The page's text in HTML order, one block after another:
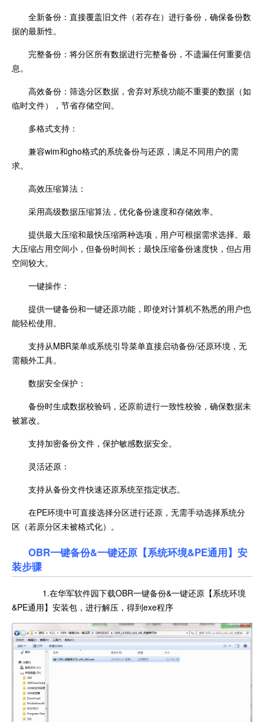
全新备份：直接覆盖旧文件（若存在）进行备份，确保备份数
据的最新性。
完整备份：将分区所有数据进行完整备份，不遗漏任何重要信
息。
高效备份：筛选分区数据，舍弃对系统功能不重要的数据（如
临时文件），节省存储空间。
多格式支持：
兼容wim和gho格式的系统备份与还原，满足不同用户的需
求。
高效压缩算法：
采用高级数据压缩算法，优化备份速度和存储效率。
提供最大压缩和最快压缩两种选项，用户可根据需求选择。最
大压缩占用空间小，但备份时间长；最快压缩备份速度快，但占用
空间较大。
一键操作：
提供一键备份和一键还原功能，即使对计算机不熟悉的用户也
能轻松使用。
支持从MBR菜单或系统引导菜单直接启动备份/还原环境，无
需额外工具。
数据安全保护：
备份时生成数据校验码，还原前进行一致性校验，确保数据未
被篡改。
支持加密备份文件，保护敏感数据安全。
灵活还原：
支持从备份文件快速还原系统至指定状态。
在PE环境中可直接选择分区进行还原，无需手动选择系统分
区（若原分区未被格式化）。
OBR一键备份&一键还原【系统环境&PE通用】安
装步骤
1.在华军软件园下载OBR一键备份&一键还原【系统环境
&PE通用】安装包，进行解压，得到exe程序